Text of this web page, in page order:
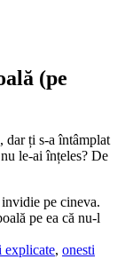
(pe
dar ți s-a întâmplat
le-ai înțeles? De
pe cineva.
pe ea că nu-l
explicate, onesti